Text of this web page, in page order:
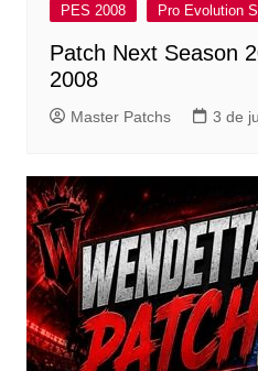
PES 2008 Pro Evolution
Patch Next Season
2008
Master Patchs 3 de